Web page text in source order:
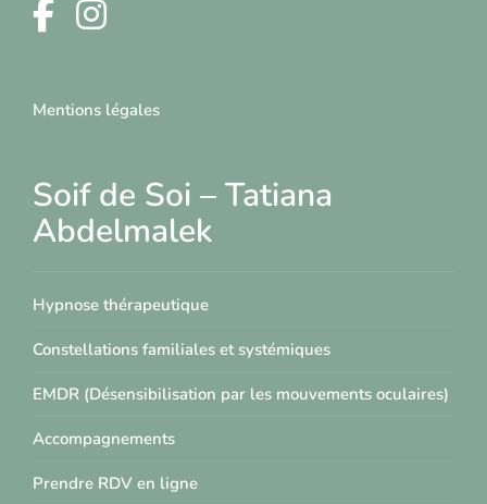
Mentions légales
Soif de Soi – Tatiana
Abdelmalek
Hypnose thérapeutique
Constellations familiales et systémiques
EMDR (Désensibilisation par les mouvements oculaires)
Accompagnements
Prendre RDV en ligne